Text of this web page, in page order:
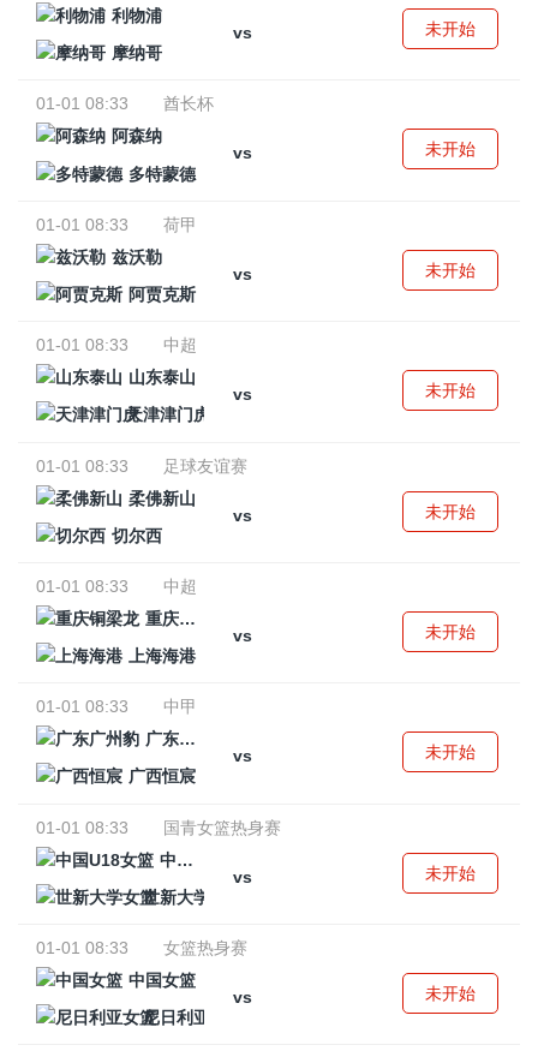
利物浦
vs
摩纳哥
未开始
01-01 08:33
酋长杯
阿森纳
vs
多特蒙德
未开始
01-01 08:33
荷甲
兹沃勒
vs
阿贾克斯
未开始
01-01 08:33
中超
山东泰山
vs
天津津门虎
未开始
01-01 08:33
足球友谊赛
柔佛新山
vs
切尔西
未开始
01-01 08:33
中超
重庆铜梁龙
vs
上海海港
未开始
01-01 08:33
中甲
广东广州豹
vs
广西恒宸
未开始
01-01 08:33
国青女篮热身赛
中国U18女篮
vs
世新大学女篮
未开始
01-01 08:33
女篮热身赛
中国女篮
vs
尼日利亚女篮
未开始